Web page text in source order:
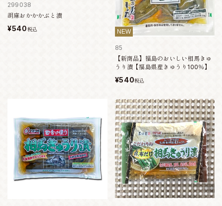
299038
胡麻おかかかぶと漬
¥540税込 NEW
85
【新商品】福島のおいしい相馬きゅ
うり漬【福島県産きゅうり100％】
¥540税込